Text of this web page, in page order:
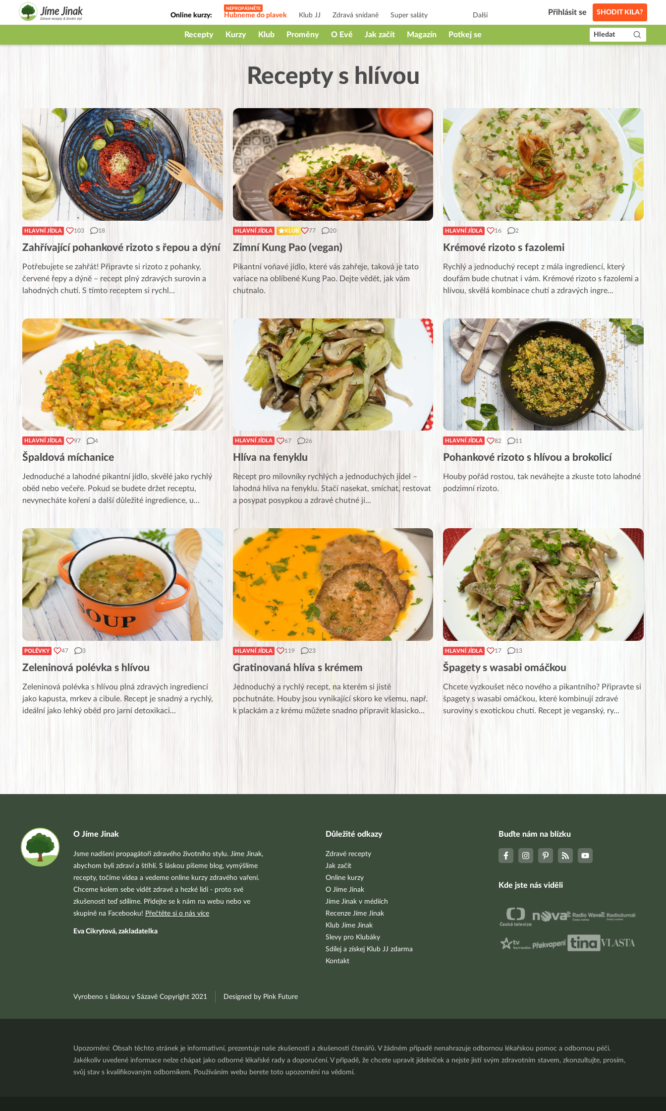
Online kurzy: Hubneme do plavek Klub JJ Zdravá snídaně Super saláty
Jak na babičky
Další Přihlásit se SHODIT KILA?
Recepty Kurzy Klub Proměny O Evě Jak začít Magazín Potkej se Hledat
Recepty s hlívou
HLAVNÍ JÍDLA 103 18
Zahřívající pohankové rizoto s řepou a dýní
Potřebujete se zahřát! Připravte si rizoto z pohanky,
červené řepy a dýně – recept plný zdravých surovin a
lahodných chutí. S tímto receptem si rychl...
HLAVNÍ JÍDLA KLUB 77 20
Zimní Kung Pao (vegan)
Pikantní voňavé jídlo, které vás zahřeje, taková je tato
variace na oblíbené Kung Pao. Dejte vědět, jak vám
chutnalo.
HLAVNÍ JÍDLA 16 2
Krémové rizoto s fazolemi
Rychlý a jednoduchý recept z mála ingrediencí, který
doufám bude chutnat i vám. Krémové rizoto s fazolemi a
hlívou, skvělá kombinace chutí a zdravých ingre...
HLAVNÍ JÍDLA 97 4
Špaldová míchanice
Jednoduché a lahodné pikantní jídlo, skvělé jako rychlý
oběd nebo večeře. Pokud se budete držet receptu,
nevynecháte koření a další důležité ingredience, u...
HLAVNÍ JÍDLA 67 26
Hlíva na fenyklu
Recept pro milovníky rychlých a jednoduchých jídel –
lahodná hlíva na fenyklu. Stačí nasekat, smíchat, restovat
a posypat posypkou a zdravé chutné jí...
HLAVNÍ JÍDLA 82 11
Pohankové rizoto s hlívou a brokolicí
Houby pořád rostou, tak neváhejte a zkuste toto lahodné
podzimní rizoto.
POLÉVKY 47 3
Zeleninová polévka s hlívou
Zeleninová polévka s hlívou plná zdravých ingrediencí
jako kapusta, mrkev a cibule. Recept je snadný a rychlý,
ideální jako lehký oběd pro jarní detoxikaci...
HLAVNÍ JÍDLA 119 23
Gratinovaná hlíva s krémem
Jednoduchý a rychlý recept, na kterém si jistě
pochutnáte. Houby jsou vynikající skoro ke všemu, např.
k plackám a z krému můžete snadno připravit klasicko...
HLAVNÍ JÍDLA 17 13
Špagety s wasabi omáčkou
Chcete vyzkoušet něco nového a pikantního? Připravte si
špagety s wasabi omáčkou, které kombinují zdravé
suroviny s exotickou chutí. Recept je veganský, ry...
O Jíme Jinak
Jsme nadšení propagátoři zdravého životního stylu. Jíme Jinak,
abychom byli zdraví a štíhlí. S láskou píšeme blog, vymýšlíme
recepty, točíme videa a vedeme online kurzy zdravého vaření.
Chceme kolem sebe vidět zdravé a hezké lidi - proto své
zkušenosti teď sdílíme. Přidejte se k nám na webu nebo ve
skupině na Facebooku! Přečtěte si o nás více
Eva Cikrytová, zakladatelka
Důležité odkazy
Zdravé recepty
Jak začít
Online kurzy
O Jíme Jinak
Jíme Jinak v médiích
Recenze Jíme Jinak
Klub Jíme Jinak
Slevy pro Klubáky
Sdílej a získej Klub JJ zdarma
Kontakt
Buďte nám na blízku
Kde jste nás viděli
Vyrobeno s láskou v Sázavě Copyright 2021 Designed by Pink Future
Upozornění: Obsah těchto stránek je informativní, prezentuje naše zkušenosti a zkušenosti čtenářů. V žádném případě nenahrazuje odbornou lékařskou pomoc a odbornou péči.
Jakékoliv uvedené informace nelze chápat jako odborné lékařské rady a doporučení. V případě, že chcete upravit jídelníček a nejste jistí svým zdravotním stavem, zkonzultujte, prosím,
svůj stav s kvalifikovaným odborníkem. Používáním webu berete toto upozornění na vědomí.